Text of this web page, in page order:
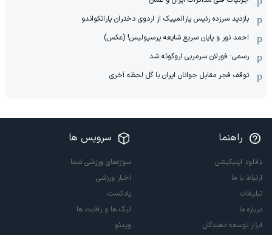
بازدید سرزده رئیس پارالمپیک از اردوی دختران پاراتکواندو
احمد نور و پایان سریع شایعه پرسپولیس! (عکس)
رسمی: فورلان سرمربی اروگوئه شد
توقف فجر مقابل جوانان ایران با گل لحظه آخری
راهنما
دانلود اپلیکیشن
ارتباط با ما
تبلیغات
درباره ما
ابزار توسعه دهندگان
سرویس ها
سوژه‌های ورزشی شما
اخبار ورزشی
پادکست
لیگ ها و رقابت ها
ویدئو